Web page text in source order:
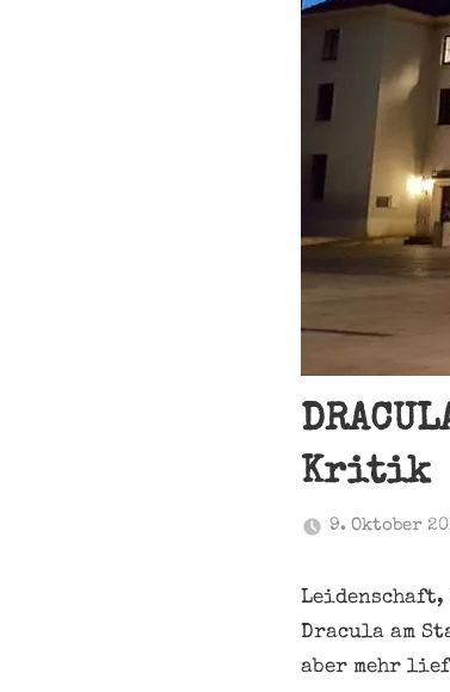
Kritik
9. Oktober
Leidenschaft,
Dracula am
aber mehr